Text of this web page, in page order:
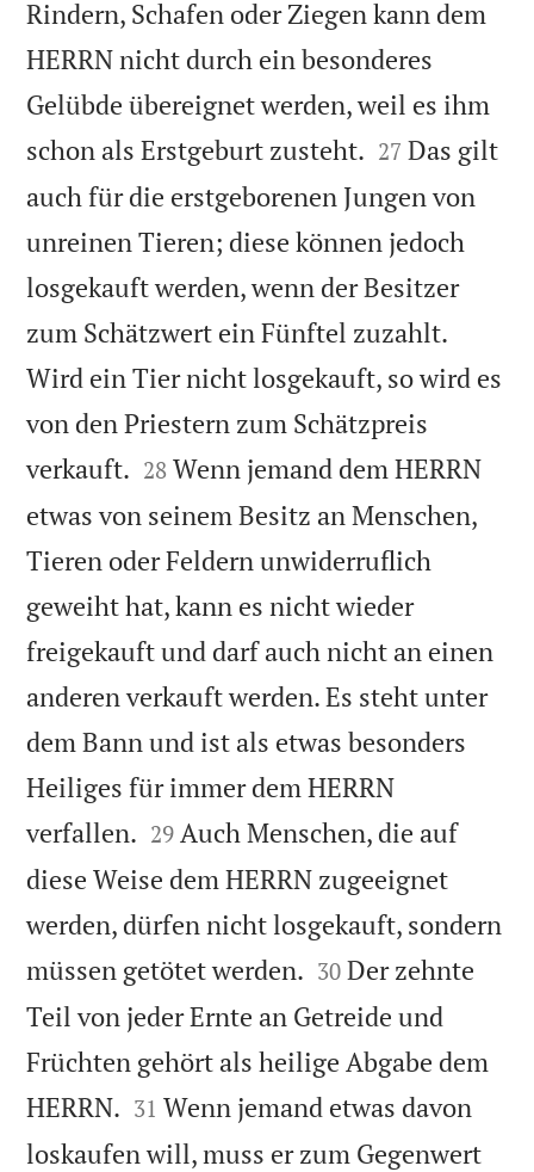
Rindern, Schafen oder Ziegen kann dem
HERRN nicht durch ein besonderes
Gelübde übereignet werden, weil es ihm
schon als Erstgeburt zusteht. 

27 Das gilt
auch für die erstgeborenen Jungen von
unreinen Tieren; diese können jedoch
losgekauft werden, wenn der Besitzer
zum Schätzwert ein Fünftel zuzahlt.
Wird ein Tier nicht losgekauft, so wird es
von den Priestern zum Schätzpreis
verkauft. 

28 Wenn jemand dem HERRN
etwas von seinem Besitz an Menschen,
Tieren oder Feldern unwiderruflich
geweiht hat, kann es nicht wieder
freigekauft und darf auch nicht an einen
anderen verkauft werden. Es steht unter
dem Bann und ist als etwas besonders
Heiliges für immer dem HERRN
verfallen. 

29 Auch Menschen, die auf
diese Weise dem HERRN zugeeignet
werden, dürfen nicht losgekauft, sondern
müssen getötet werden. 

30 Der zehnte
Teil von jeder Ernte an Getreide und
Früchten gehört als heilige Abgabe dem
HERRN. 

31 Wenn jemand etwas davon
loskaufen will, muss er zum Gegenwert